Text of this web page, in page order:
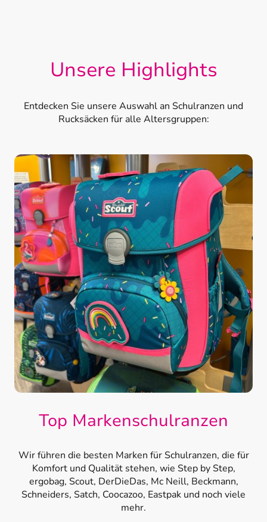
Unsere Highlights
Entdecken Sie unsere Auswahl an Schulranzen und
Rucksäcken für alle Altersgruppen:
Top Markenschulranzen
Wir führen die besten Marken für Schulranzen, die für
Komfort und Qualität stehen, wie Step by Step,
ergobag, Scout, DerDieDas, Mc Neill, Beckmann,
Schneiders, Satch, Coocazoo, Eastpak und noch viele
mehr.